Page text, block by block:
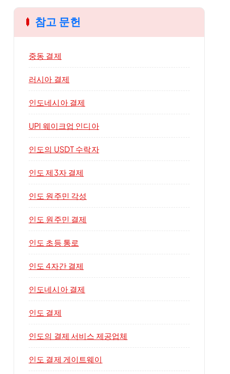
참고 문헌
중동 결제
러시아 결제
인도네시아 결제
UPI 웨이크업 인디아
인도의 USDT 수락자
인도 제3자 결제
인도 원주민 각성
인도 원주민 결제
인도 초등 통로
인도 4자간 결제
인도네시아 결제
인도 결제
인도의 결제 서비스 제공업체
인도 결제 게이트웨이